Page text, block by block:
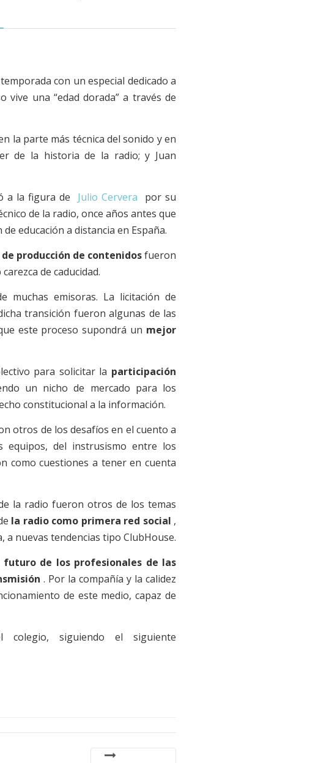
con un especial dedicado a
una “edad dorada” a través de
la parte más técnica del sonido y en
de la historia de la radio; y Juan
a la figura de Julio Cervera por su
de la radio, once años antes que
educación a distancia en España.
producción de contenidosfueron
de caducidad.
muchas emisoras. La licitación de
transición fueron algunas de las
este proceso supondrá un mejor
para solicitar la participación
un nicho de mercado para los
constitucional a la información.
otros de los desafíos en el cuento a
equipos, del instrusismo entre los
como cuestiones a tener en cuenta
la radio fueron otros de los temas
la radio como primera red social ,
a nuevas tendencias tipo ClubHouse.
de los profesionales de las
. Por la compañía y la calidez
de este medio, capaz de
siguiendo el siguiente